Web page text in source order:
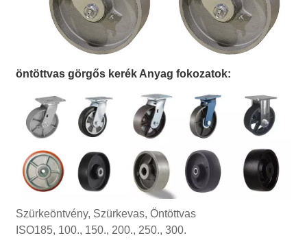
öntöttvas görgős kerék Anyag fokozatok:
Szürkeöntvény, Szürkevas, Öntöttvas
ISO185, 100., 150., 200., 250., 300.